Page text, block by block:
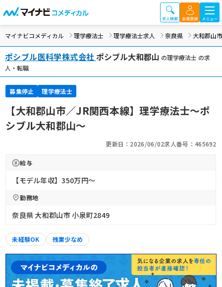
マイナビコメディカル 理学療法士 理学療法士求人 奈良県 大和郡山市
ポシブル医科学株式会社 ポシブル大和郡山 の理学療法士 の求
人・転職
募集停止 理学療法士
【大和郡山市／JR関西本線】理学療法士～ポ
シブル大和郡山～
更新日：2026/06/02求人番号：465692
給与
【モデル年収】350万円〜
勤務地
奈良県 大和郡山市 小泉町2849
未経験OK 残業少なめ